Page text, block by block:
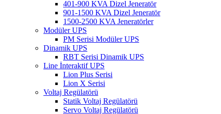
401-900 KVA Dizel Jeneratör
901-1500 KVA Dizel Jeneratör
1500-2500 KVA Jeneratörler
Modüler UPS
PM Serisi Modüler UPS
Dinamik UPS
RBT Serisi Dinamik UPS
Line İnteraktif UPS
Lion Plus Serisi
Lion X Serisi
Voltaj Regülatörü
Statik Voltaj Regülatörü
Servo Voltaj Regülatörü